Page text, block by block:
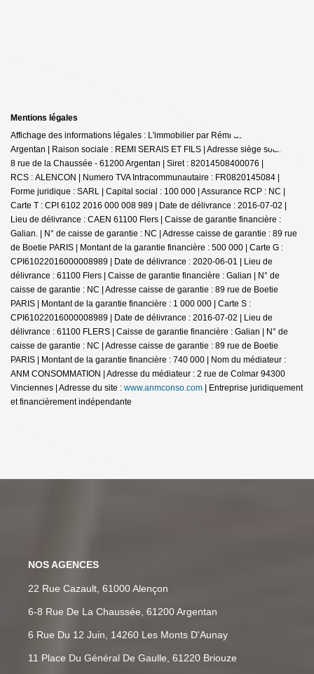
Mentions légales
Affichage des informations légales : L'immobilier par Rémi SERAIS -
Argentan | Raison sociale : REMI SERAIS ET FILS | Adresse siège social : 6-
8 rue de la Chaussée - 61200 Argentan | Siret : 82014508400076 |
RCS : ALENCON | Numero TVA Intracommunautaire : FR0820145084 |
Forme juridique : SARL | Capital social : 100 000 | Assurance RCP : NC |
Carte T : CPI 6102 2016 000 008 989 | Date de délivrance : 2016-07-02 |
Lieu de délivrance : CAEN 61100 Flers | Caisse de garantie financière :
Galian. | N° de caisse de garantie : NC | Adresse caisse de garantie : 89 rue
de Boetie PARIS | Montant de la garantie financière : 500 000 | Carte G :
CPI61022016000008989 | Date de délivrance : 2020-06-01 | Lieu de
délivrance : 61100 Flers | Caisse de garantie financière : Galian | N° de
caisse de garantie : NC | Adresse caisse de garantie : 89 rue de Boetie
PARIS | Montant de la garantie financière : 1 000 000 | Carte S :
CPI61022016000008989 | Date de délivrance : 2016-07-02 | Lieu de
délivrance : 61100 FLERS | Caisse de garantie financière : Galian | N° de
caisse de garantie : NC | Adresse caisse de garantie : 89 rue de Boetie
PARIS | Montant de la garantie financière : 740 000 | Nom du médiateur :
ANM CONSOMMATION | Adresse du médiateur : 2 rue de Colmar 94300
Vinciennes | Adresse du site : www.anmconso.com | Entreprise juridiquement
et financièrement indépendante
NOS AGENCES
22 Rue Cazault, 61000 Alençon
6-8 Rue De La Chaussée, 61200 Argentan
6 Rue Du 12 Juin, 14260 Les Monts D'Aunay
11 Place Du Général De Gaulle, 61220 Briouze